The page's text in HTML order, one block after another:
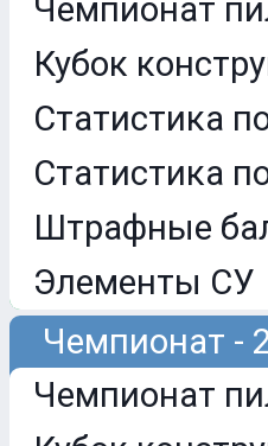
Чемпионат
Кубок
Статистика
Статистика
Штрафные
Элементы СУ
Чемпионат -
Чемпионат